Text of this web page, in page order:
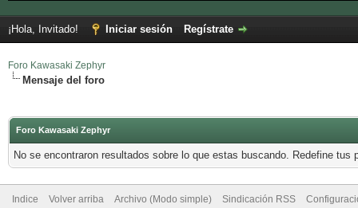
¡Hola, Invitado! Iniciar sesión Regístrate
Foro Kawasaki Zephyr
Mensaje del foro
Foro Kawasaki Zephyr
No se encontraron resultados sobre lo que estas buscando. Redefine tus
Indice Volver arriba Archivo (Modo simple) Sindicación RSS